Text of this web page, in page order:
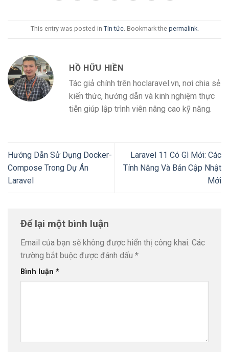
This entry was posted in Tin tức. Bookmark the permalink.
HỒ HỮU HIỀN
Tác giả chính trên hoclaravel.vn, nơi chia sẻ
kiến thức, hướng dẫn và kinh nghiệm thực
tiễn giúp lập trình viên nâng cao kỹ năng.
Hướng Dẫn Sử Dụng Docker-
Compose Trong Dự Án
Laravel
Laravel 11 Có Gì Mới: Các
Tính Năng Và Bản Cập Nhật
Mới
Để lại một bình luận
Email của bạn sẽ không được hiển thị công khai. Các
trường bắt buộc được đánh dấu *
Bình luận *